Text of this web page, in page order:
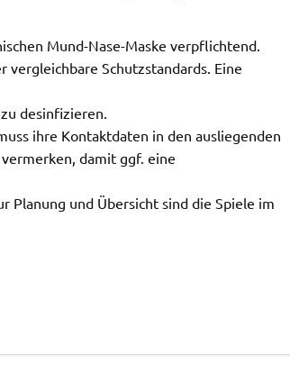
Mund-Nase-Maske verpflichtend.
vergleichbare Schutzstandards. Eine
desinfizieren.
ihre Kontaktdaten in den ausliegenden
damit ggf. eine
Planung und Übersicht sind die Spiele im